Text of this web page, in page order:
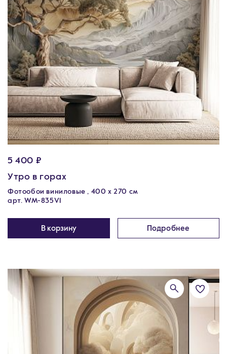
5 400 ₽
Утро в горах
Фотообои виниловые , 400 х 270 см
арт. WM-835V1
В корзину Подробнее